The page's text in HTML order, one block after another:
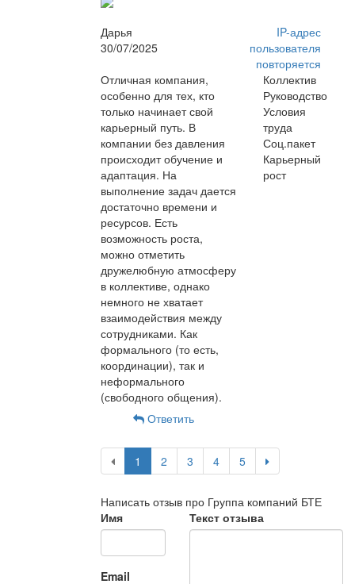
Дарья
30/07/2025
IP-адрес
пользователя
повторяется
Отличная компания,
особенно для тех, кто
только начинает свой
карьерный путь. В
компании без давления
происходит обучение и
адаптация. На
выполнение задач дается
достаточно времени и
ресурсов. Есть
возможность роста,
можно отметить
дружелюбную атмосферу
в коллективе, однако
немного не хватает
взаимодействия между
сотрудниками. Как
формального (то есть,
координации), так и
неформального
(свободного общения).
Коллектив
Руководство
Условия
труда
Соц.пакет
Карьерный
рост
Ответить
1 2 3 4 5
Написать отзыв про Группа компаний БТЕ
Имя
Email
Текст отзыва